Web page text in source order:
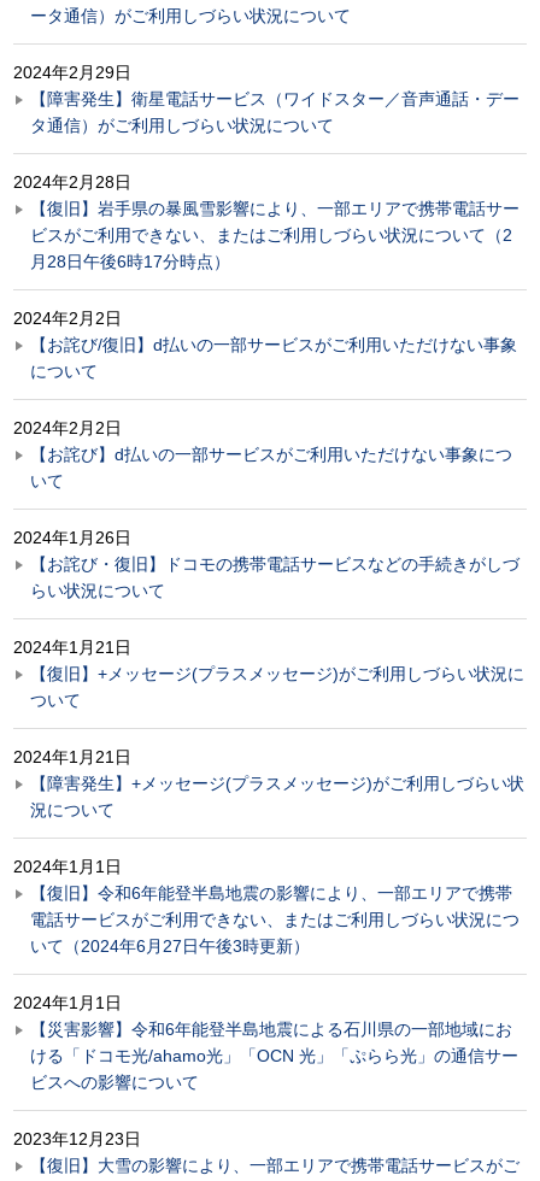
ータ通信）がご利用しづらい状況について
2024年2月29日
【障害発生】衛星電話サービス（ワイドスター／音声通話・デー
タ通信）がご利用しづらい状況について
2024年2月28日
【復旧】岩手県の暴風雪影響により、一部エリアで携帯電話サー
ビスがご利用できない、またはご利用しづらい状況について（2
月28日午後6時17分時点）
2024年2月2日
【お詫び/復旧】d払いの一部サービスがご利用いただけない事象
について
2024年2月2日
【お詫び】d払いの一部サービスがご利用いただけない事象につ
いて
2024年1月26日
【お詫び・復旧】ドコモの携帯電話サービスなどの手続きがしづ
らい状況について
2024年1月21日
【復旧】+メッセージ(プラスメッセージ)がご利用しづらい状況に
ついて
2024年1月21日
【障害発生】+メッセージ(プラスメッセージ)がご利用しづらい状
況について
2024年1月1日
【復旧】令和6年能登半島地震の影響により、一部エリアで携帯
電話サービスがご利用できない、またはご利用しづらい状況につ
いて（2024年6月27日午後3時更新）
2024年1月1日
【災害影響】令和6年能登半島地震による石川県の一部地域にお
ける「ドコモ光/ahamo光」「OCN 光」「ぷらら光」の通信サー
ビスへの影響について
2023年12月23日
【復旧】大雪の影響により、一部エリアで携帯電話サービスがご